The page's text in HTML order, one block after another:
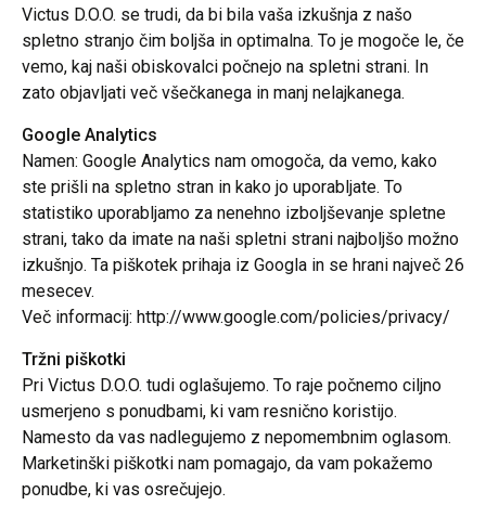
Victus D.O.O. se trudi, da bi bila vaša izkušnja z našo
spletno stranjo čim boljša in optimalna. To je mogoče le, če
vemo, kaj naši obiskovalci počnejo na spletni strani. In
zato objavljati več všečkanega in manj nelajkanega.
Google Analytics
Namen: Google Analytics nam omogoča, da vemo, kako
ste prišli na spletno stran in kako jo uporabljate. To
statistiko uporabljamo za nenehno izboljševanje spletne
strani, tako da imate na naši spletni strani najboljšo možno
izkušnjo. Ta piškotek prihaja iz Googla in se hrani največ 26
mesecev.
Več informacij: http://www.google.com/policies/privacy/
Tržni piškotki
Pri Victus D.O.O. tudi oglašujemo. To raje počnemo ciljno
usmerjeno s ponudbami, ki vam resnično koristijo.
Namesto da vas nadlegujemo z nepomembnim oglasom.
Marketinški piškotki nam pomagajo, da vam pokažemo
ponudbe, ki vas osrečujejo.